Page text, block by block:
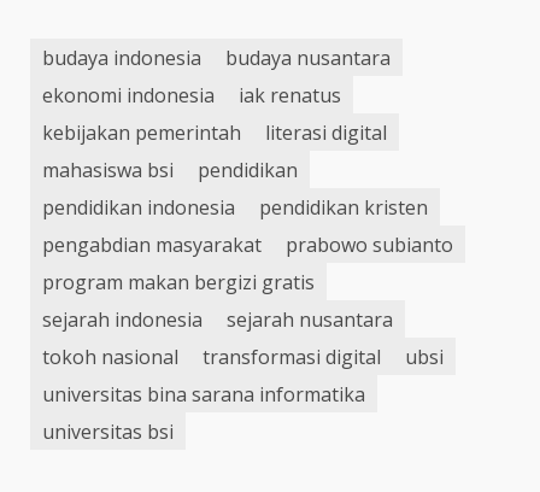
budaya indonesia
budaya nusantara
ekonomi indonesia
iak renatus
kebijakan pemerintah
literasi digital
mahasiswa bsi
pendidikan
pendidikan indonesia
pendidikan kristen
pengabdian masyarakat
prabowo subianto
program makan bergizi gratis
sejarah indonesia
sejarah nusantara
tokoh nasional
transformasi digital
ubsi
universitas bina sarana informatika
universitas bsi